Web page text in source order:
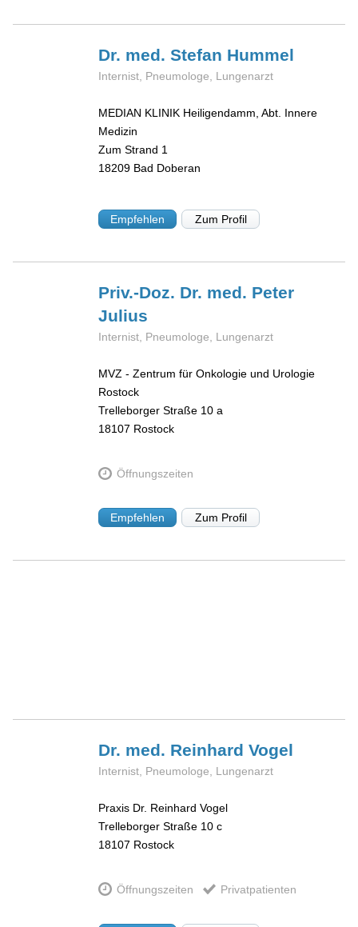
Dr. med. Stefan Hummel
Internist, Pneumologe, Lungenarzt
MEDIAN KLINIK Heiligendamm, Abt. Innere
Medizin
Zum Strand 1
18209 Bad Doberan
Empfehlen Zum Profil
Priv.-Doz. Dr. med. Peter
Julius
Internist, Pneumologe, Lungenarzt
MVZ - Zentrum für Onkologie und Urologie
Rostock
Trelleborger Straße 10 a
18107 Rostock
Öffnungszeiten
Empfehlen Zum Profil
Dr. med. ReinhardVogel
Internist, Pneumologe, Lungenarzt
Praxis Dr. Reinhard Vogel
Trelleborger Straße 10 c
18107 Rostock
Öffnungszeiten Privatpatienten